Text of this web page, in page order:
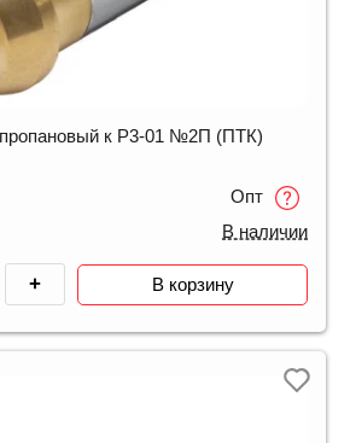
к Р3-01 №2П (ПТК)
Опт
В наличии
+ В корзину